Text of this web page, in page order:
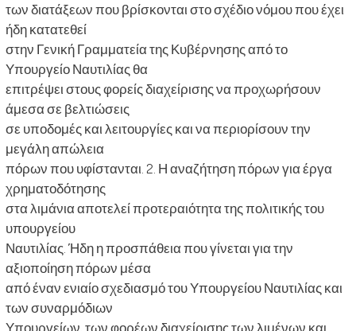
των διατάξεων που βρίσκονται στο σχέδιο νόμου που έχει
ήδη κατατεθεί
στην Γενική Γραμματεία της Κυβέρνησης από το
Υπουργείο Ναυτιλίας θα
επιτρέψει στους φορείς διαχείρισης να προχωρήσουν
άμεσα σε βελτιώσεις
σε υποδομές και λειτουργίες και να περιορίσουν την
μεγάλη απώλεια
πόρων που υφίστανται. 2. Η αναζήτηση πόρων για έργα
χρηματοδότησης
στα λιμάνια αποτελεί προτεραιότητα της πολιτικής του
υπουργείου
Ναυτιλίας. Ήδη η προσπάθεια που γίνεται για την
αξιοποίηση πόρων μέσα
από έναν ενιαίο σχεδιασμό του Υπουργείου Ναυτιλίας και
των συναρμόδιων